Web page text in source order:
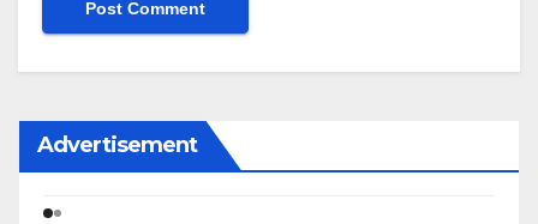
Advertisement